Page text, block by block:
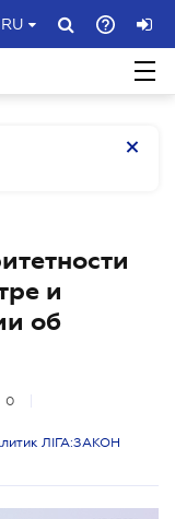
RU
и
об
0
ЛІГА:ЗАКОН